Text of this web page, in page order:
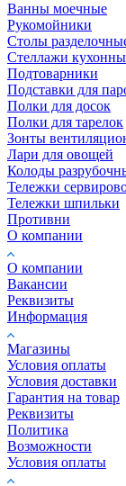
Ванны моечные
Рукомойники
Столы
Стеллажи
Подтоварники
Подставки для
Полки для досок
Полки для тарелок
Зонты
Лари для овощей
Колоды
Тележки
Тележки шпильки
Противни
О компании
О компании
Вакансии
Реквизиты
Информация
Магазины
Условия оплаты
Условия доставки
Гарантия на товар
Реквизиты
Политика
Возможности
Условия оплаты